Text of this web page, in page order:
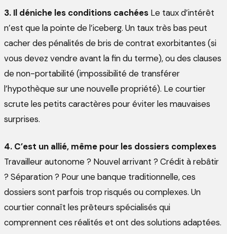
3. Il déniche les conditions cachées Le taux d’intérêt
n’est que la pointe de l’iceberg. Un taux très bas peut
cacher des pénalités de bris de contrat exorbitantes (si
vous devez vendre avant la fin du terme), ou des clauses
de non-portabilité (impossibilité de transférer
l’hypothèque sur une nouvelle propriété). Le courtier
scrute les petits caractères pour éviter les mauvaises
surprises.
4. C’est un allié, même pour les dossiers complexes
Travailleur autonome ? Nouvel arrivant ? Crédit à rebâtir
? Séparation ? Pour une banque traditionnelle, ces
dossiers sont parfois trop risqués ou complexes. Un
courtier connaît les prêteurs spécialisés qui
comprennent ces réalités et ont des solutions adaptées.